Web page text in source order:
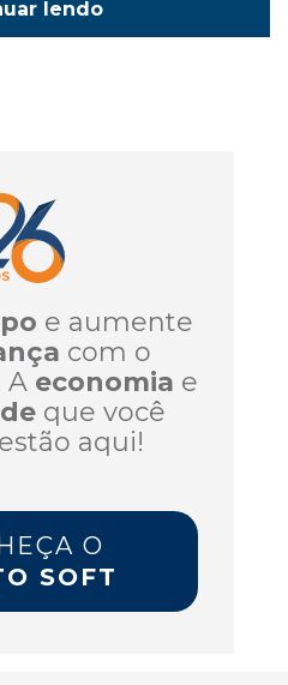
lendo
e aumente
com o
A economia e
que você
aqui!
O
SOFT